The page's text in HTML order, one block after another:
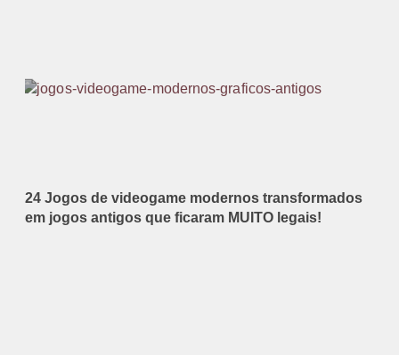
24 Jogos de videogame modernos transformados
em jogos antigos que ficaram MUITO legais!